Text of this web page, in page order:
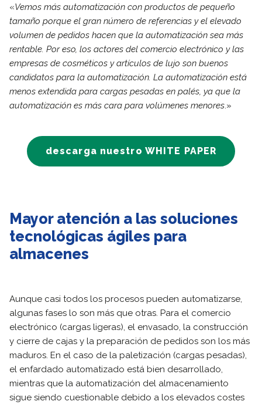
«Vemos más automatización con productos de pequeño
tamaño porque el gran número de referencias y el elevado
volumen de pedidos hacen que la automatización sea más
rentable. Por eso, los actores del comercio electrónico y las
empresas de cosméticos y artículos de lujo son buenos
candidatos para la automatización. La automatización está
menos extendida para cargas pesadas en palés, ya que la
automatización es más cara para volúmenes menores.»
descarga nuestro WHITE PAPER
Mayor atención a las soluciones
tecnológicas ágiles para
almacenes
Aunque casi todos los procesos pueden automatizarse,
algunas fases lo son más que otras. Para el comercio
electrónico (cargas ligeras), el envasado, la construcción
y cierre de cajas y la preparación de pedidos son los más
maduros. En el caso de la paletización (cargas pesadas),
el enfardado automatizado está bien desarrollado,
mientras que la automatización del almacenamiento
sigue siendo cuestionable debido a los elevados costes